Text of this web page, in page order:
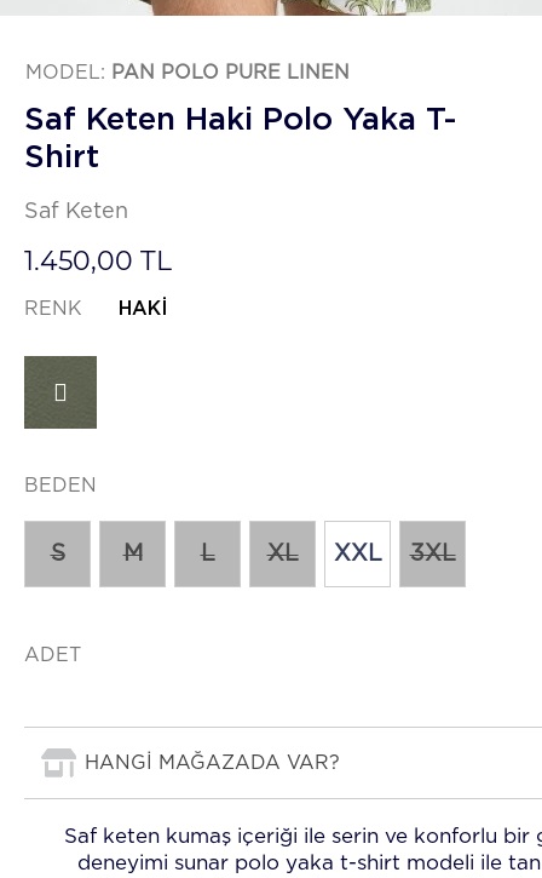
MODEL: PAN POLO PURE LINEN
Saf Keten Haki Polo Yaka T-
Shirt
Saf Keten
1.450,00 TL
RENK HAKI
BEDEN
S M L XL XXL 3XL
ADET
HANGİ MAĞAZADA VAR?
Saf keten kumaş içeriği ile serin ve konforlu bir
deneyimi sunar polo yaka t-shirt modeli ile